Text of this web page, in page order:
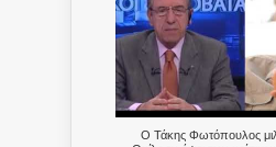
Ο Τάκης Φωτόπουλος